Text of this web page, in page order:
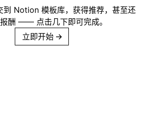
到 Notion 模板库，获得推荐，甚至还
酬 —— 点击几下即可完成。
立即开始 →